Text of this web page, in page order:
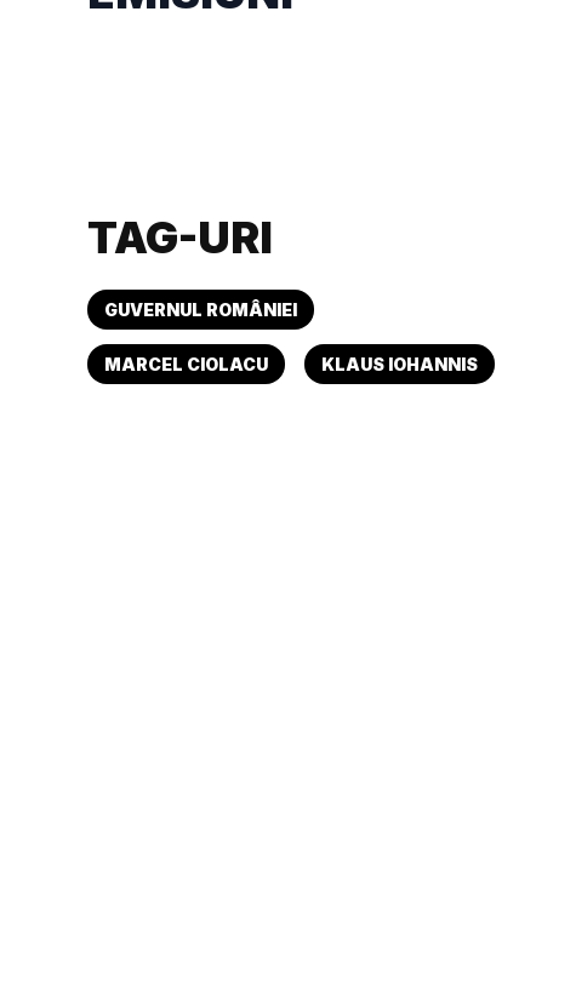
TAG-URI
GUVERNUL ROMÂNIEI
MARCEL CIOLACU KLAUS IOHANNIS